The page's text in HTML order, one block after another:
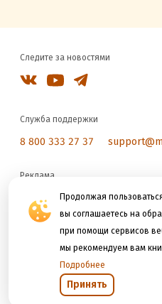
Продолжая
вы соглашаетесь на
при помощи сервисов
мы рекомендуем вам
Подробнее
Принять
Следите за новостями
Служба поддержки
8 800 333 27 37
Реклама
reklama@litres.ru
Мы принимаем к оплате
Открыть в